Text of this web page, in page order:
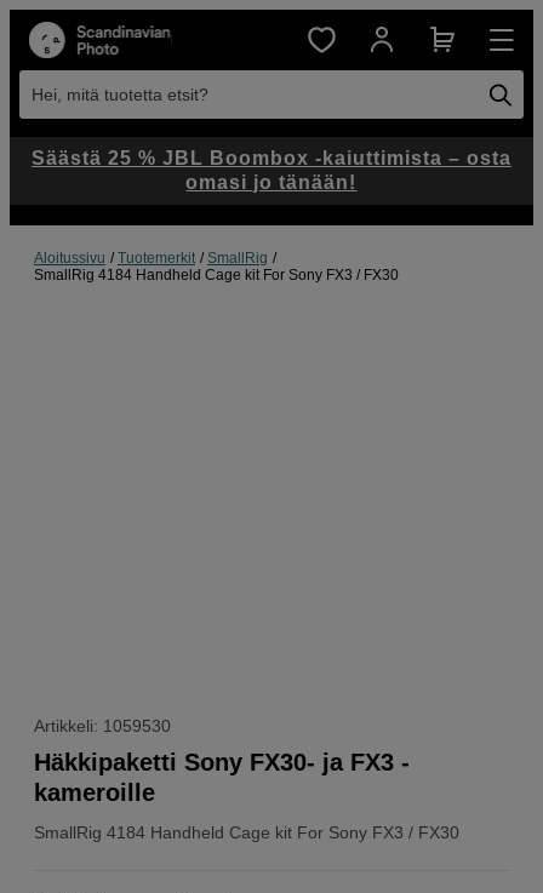
Hei, mitä tuotetta etsit?
Aloitussivu Tuotemerkit
SmallRig
SmallRig 4184 Handheld Cage kit For Sony FX3 / FX30
Artikkeli: 1059530
SmallRig 4184 Handheld Cage kit For Sony FX3 / FX30
Häkkipaketti Sony FX30- ja FX3 -
kameroille
Säästä 25 % JBL Boombox -kaiuttimista – osta
omasi jo tänään!